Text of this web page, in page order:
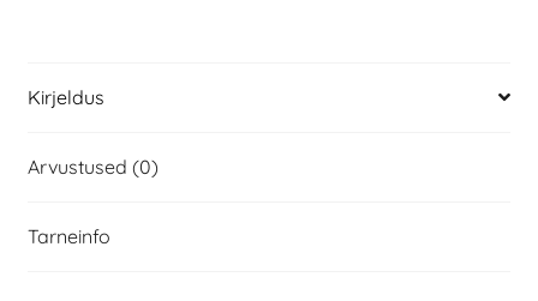
Kirjeldus
Arvustused (0)
Tarneinfo